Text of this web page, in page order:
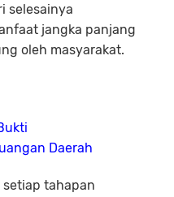
selesainya
jangka panjang
oleh masyarakat.
Daerah
tahapan